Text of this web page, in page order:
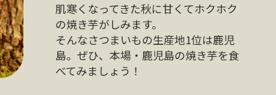
肌寒くなってきた秋に甘くてホクホク
の焼き芋がしみます。
そんなさつまいもの生産地1位は鹿児
島。ぜひ、本場・鹿児島の焼き芋を食
べてみましょう！